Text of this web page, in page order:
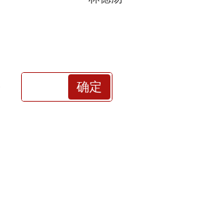
确定